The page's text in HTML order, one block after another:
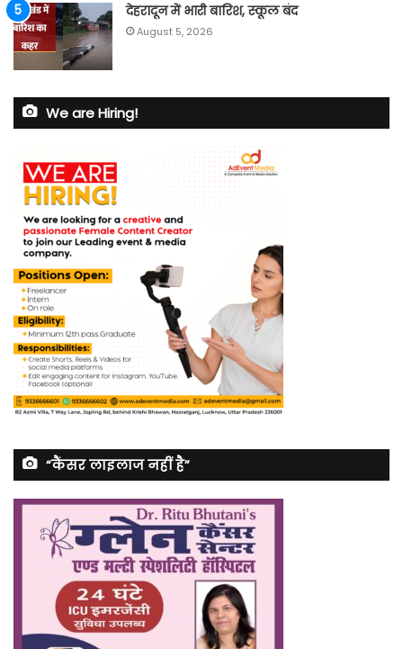
देहरादून में भारी बारिश, स्कूल बंद
August 5, 2026
We are Hiring!
“कैंसर लाइलाज नहीं है”